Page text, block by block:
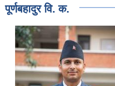
पूर्णबहादुर वि. क.